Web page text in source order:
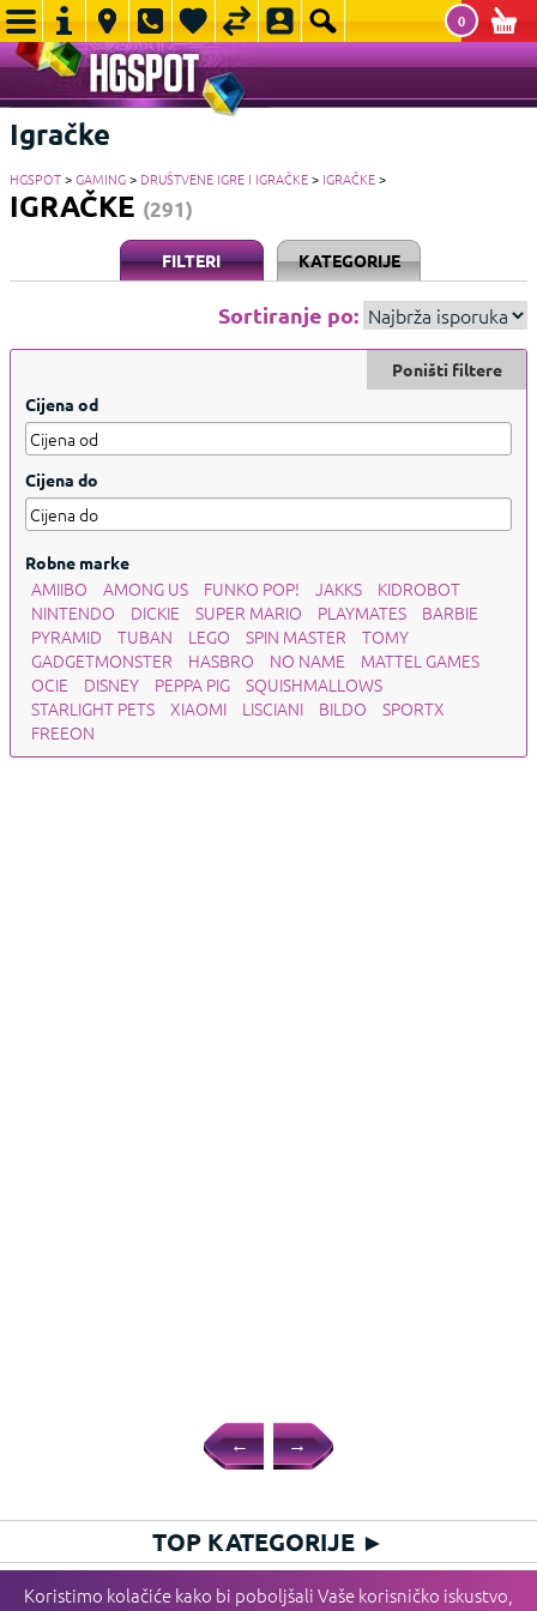
0
Igračke
HGSPOT>GAMING> DRUŠTVENE IGRE I IGRAČKE> IGRAČKE>
IGRAČKE (291)
FILTERI KATEGORIJE
Sortiranje po:
Cijena od
Cijena do
Robne marke
AMIIBO AMONG US FUNKO POP! JAKKS
KIDROBOT
NINTENDO
DICKIE SUPER MARIO PLAYMATES
BARBIE
PYRAMID
TUBAN LEGO SPIN MASTER
TOMY
GADGETMONSTER
HASBRO NO NAME
MATTEL GAMES
OCIE
DISNEY PEPPA PIG
SQUISHMALLOWS
STARLIGHT PETS
XIAOMI LISCIANI BILDO
SPORTX
FREEON
Poništi filtere
← →
Koristimo kolačiće kako bi poboljšali Vaše korisničko iskustvo,
TOP KATEGORIJE ►
HIT KATEGORIJE ►